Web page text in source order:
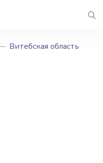
Витебская область